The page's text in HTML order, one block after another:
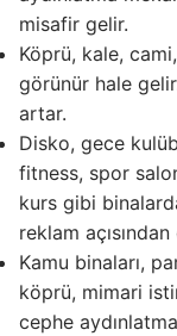
misafir gelir.
Köprü, kale,
görünür hale
artar.
Disko, gece
fitness, spor
kurs gibi
reklam
Kamu binaları,
köprü, mimari
cephe